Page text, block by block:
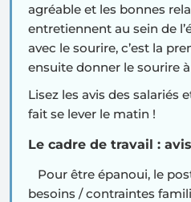
agréable et les bonnes
entretiennent au sein de
avec le sourire, c’est la
ensuite donner le sourire
Lisez les avis des salariés
fait se lever le matin !
Le cadre de travail :
Pour être épanoui, le
besoins / contraintes